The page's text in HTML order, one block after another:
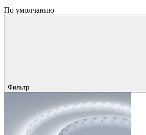
По умолчанию
Фильтр